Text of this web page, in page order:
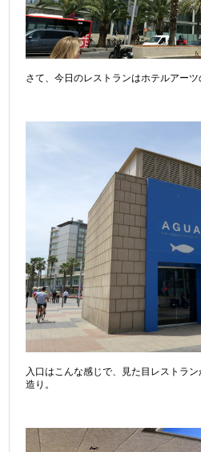
さて、今日のレストランはホテルアーツ
入口はこんな感じで、見た目レストラ
造り。